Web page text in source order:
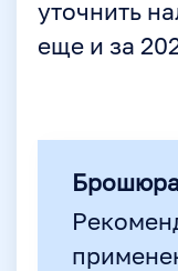
уточнить
еще и за